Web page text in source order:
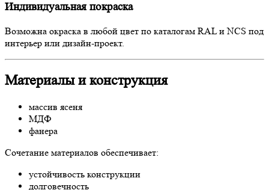
Индивидуальная покраска
Возможна окраска в любой цвет по каталогам RAL и NCS под
интерьер или дизайн-проект.
Материалы и конструкция
массив ясеня
МДФ
фанера
Сочетание материалов обеспечивает:
устойчивость конструкции
долговечность